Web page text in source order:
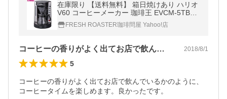
在庫限り 【送料無料】 箱日焼けあり ハリオ
V60 コーヒーメーカー 珈琲王 EVCM-5TB
（透明ブラック）
FRESH ROASTER珈琲問屋 Yahoo!店
コーヒーの香りがよく出てお店で飲んでい… 2018/8/1
5
コーヒーの香りがよく出てお店で飲んでいるかのように、
コーヒータイムを楽しめます。良かったです。